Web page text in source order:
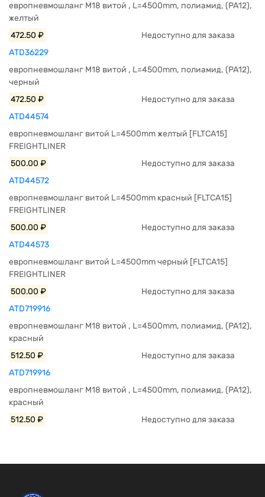
европневмошланг M18 витой , L=4500mm, полиамид, (PA12),
желтый
472.50 ₽
Недоступно для заказа
ATD36229
европневмошланг M18 витой , L=4500mm, полиамид, (PA12),
черный
472.50 ₽
Недоступно для заказа
ATD44574
европневмошланг витой L=4500mm желтый [FLTCA15]
FREIGHTLINER
500.00 ₽
Недоступно для заказа
ATD44572
европневмошланг витой L=4500mm красный [FLTCA15]
FREIGHTLINER
500.00 ₽
Недоступно для заказа
ATD44573
европневмошланг витой L=4500mm черный [FLTCA15]
FREIGHTLINER
500.00 ₽
Недоступно для заказа
ATD719916
европневмошланг M18 витой , L=4500mm, полиамид, (PA12),
красный
512.50 ₽
Недоступно для заказа
ATD719916
европневмошланг M18 витой , L=4500mm, полиамид, (PA12),
красный
512.50 ₽
Недоступно для заказа